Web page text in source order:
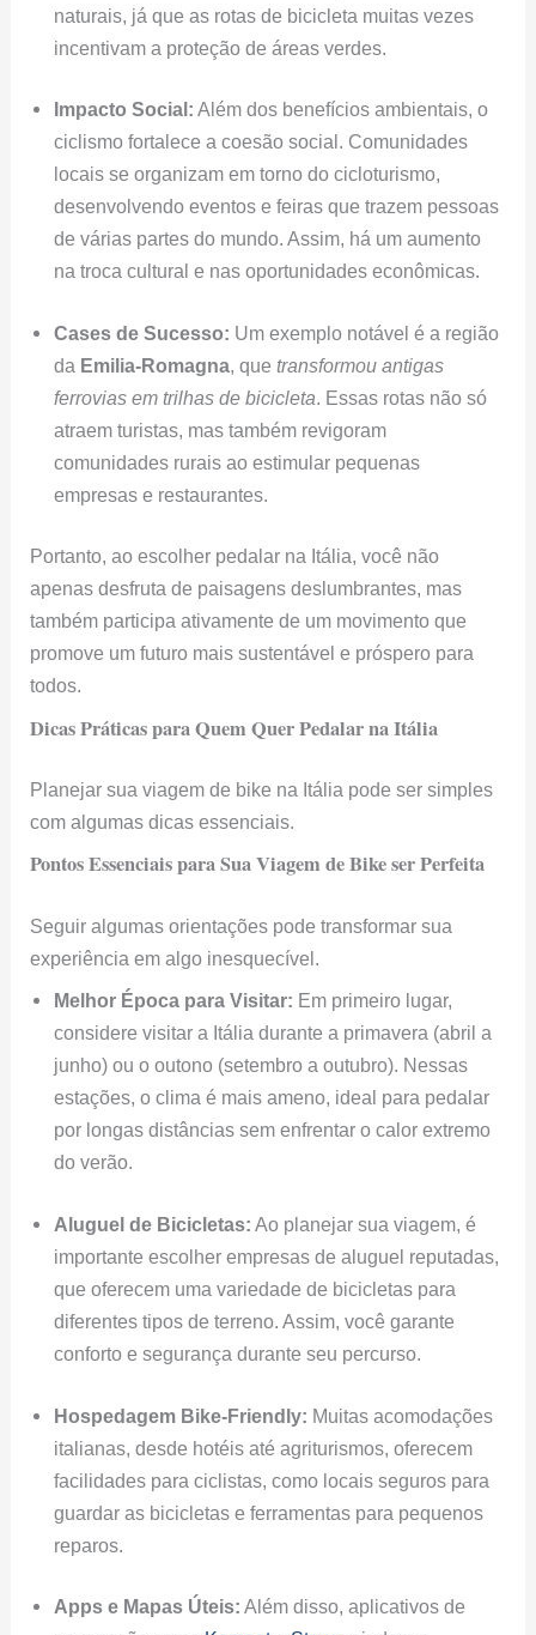
naturais, já que as rotas de bicicleta muitas vezes
incentivam a proteção de áreas verdes.
Impacto Social: Além dos benefícios ambientais, o
ciclismo fortalece a coesão social. Comunidades
locais se organizam em torno do cicloturismo,
desenvolvendo eventos e feiras que trazem pessoas
de várias partes do mundo. Assim, há um aumento
na troca cultural e nas oportunidades econômicas.
Cases de Sucesso: Um exemplo notável é a região
da Emilia-Romagna, quetransformou antigas
ferrovias em trilhas de bicicleta. Essas rotas não só
atraem turistas, mas também revigoram
comunidades rurais ao estimular pequenas
empresas e restaurantes.
Portanto, ao escolher pedalar na Itália, você não
apenas desfruta de paisagens deslumbrantes, mas
também participa ativamente de um movimento que
promove um futuro mais sustentável e próspero para
todos.
Dicas Práticas para Quem Quer Pedalar na Itália
Planejar sua viagem de bike na Itália pode ser simples
com algumas dicas essenciais.
Pontos Essenciais para Sua Viagem de Bike ser Perfeita
Seguir algumas orientações pode transformar sua
experiência em algo inesquecível.
Melhor Época para Visitar: Em primeiro lugar,
considere visitar a Itália durante a primavera (abril a
junho) ou o outono (setembro a outubro). Nessas
estações, o clima é mais ameno, ideal para pedalar
por longas distâncias sem enfrentar o calor extremo
do verão.
Aluguel de Bicicletas: Ao planejar sua viagem, é
importante escolher empresas de aluguel reputadas,
que oferecem uma variedade de bicicletas para
diferentes tipos de terreno. Assim, você garante
conforto e segurança durante seu percurso.
Hospedagem Bike-Friendly: Muitas acomodações
italianas, desde hotéis até agriturismos, oferecem
facilidades para ciclistas, como locais seguros para
guardar as bicicletas e ferramentas para pequenos
reparos.
Apps e Mapas Úteis: Além disso, aplicativos de